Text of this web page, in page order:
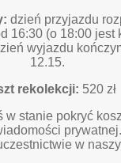
dzień przyjazdu
16:30 (o 18:00 jest
wyjazdu
12.15.
rekolekcji: 520 zł
w stanie pokryć
w